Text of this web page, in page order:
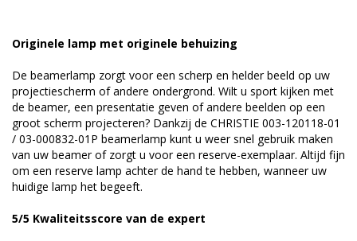
Originele lamp met originele behuizing
De beamerlamp zorgt voor een scherp en helder beeld op uw
projectiescherm of andere ondergrond. Wilt u sport kijken met
de beamer, een presentatie geven of andere beelden op een
groot scherm projecteren? Dankzij de CHRISTIE 003-120118-01
/ 03-000832-01P beamerlamp kunt u weer snel gebruik maken
van uw beamer of zorgt u voor een reserve-exemplaar. Altijd fijn
om een reserve lamp achter de hand te hebben, wanneer uw
huidige lamp het begeeft.
5/5 Kwaliteitsscore van de expert